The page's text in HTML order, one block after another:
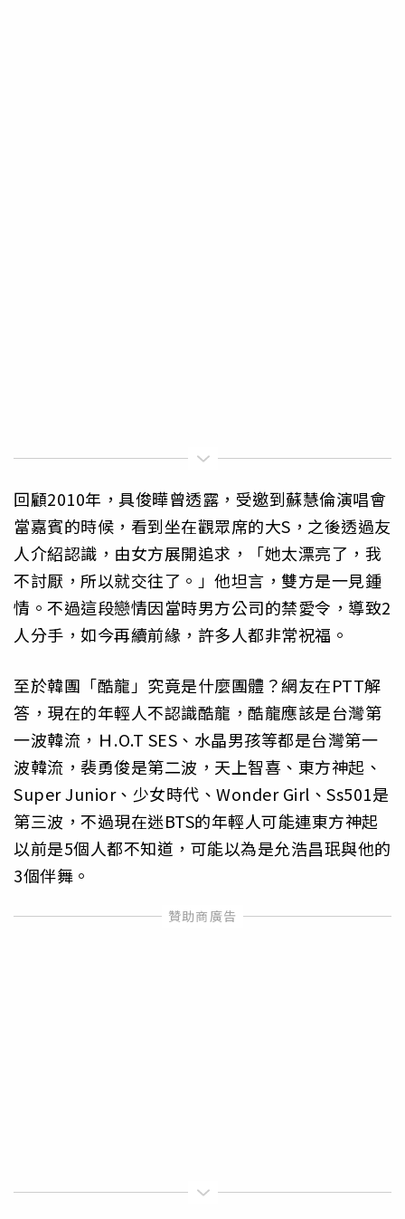
回顧2010年，具俊曄曾透露，受邀到蘇慧倫演唱會
當嘉賓的時候，看到坐在觀眾席的大S，之後透過友
人介紹認識，由女方展開追求，「她太漂亮了，我
不討厭，所以就交往了。」他坦言，雙方是一見鍾
情。不過這段戀情因當時男方公司的禁愛令，導致2
人分手，如今再續前緣，許多人都非常祝福。
至於韓團「酷龍」究竟是什麼團體？網友在PTT解
答，現在的年輕人不認識酷龍，酷龍應該是台灣第
一波韓流，Ｈ.O.T SES、水晶男孩等都是台灣第一
波韓流，裴勇俊是第二波，天上智喜、東方神起、
Super Junior、少女時代、Wonder Girl、Ss501是
第三波，不過現在迷BTS的年輕人可能連東方神起
以前是5個人都不知道，可能以為是允浩昌珉與他的
3個伴舞。